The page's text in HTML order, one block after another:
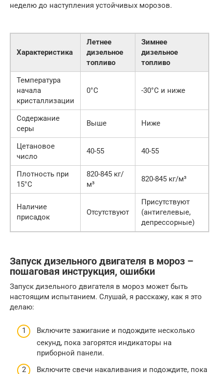
неделю до наступления устойчивых морозов.
Характеристика
Летнее
дизельное
топливо
Зимнее
дизельное
топливо
Температура
начала
кристаллизации
0°C -30°C и ниже
Содержание
серы
Выше Ниже
Цетановое
число
40-55 40-55
Плотность при
15°C
820-845 кг/
м³
820-845 кг/м³
Наличие
присадок
Отсутствуют
Присутствуют
(антигелевые,
депрессорные)
Запуск дизельного двигателя в мороз –
пошаговая инструкция, ошибки
Запуск дизельного двигателя в мороз может быть
настоящим испытанием. Слушай, я расскажу, как я это
делаю:
Включите зажигание и подождите несколько
секунд, пока загорятся индикаторы на
приборной панели.
Включите свечи накаливания и подождите, пока